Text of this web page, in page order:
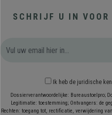
SCHRIJF U IN VOOR
Ik heb de juridische
Dossierverantwoordelijke: Bureaustoelpro;
Legitimatie: toestemming; Ontvangers: de
Rechten: toegang tot, rectificatie, verwijdering